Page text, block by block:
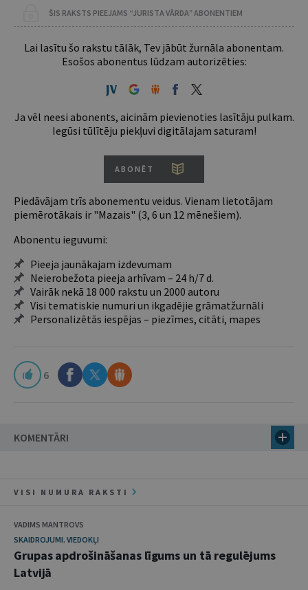
ŠIS RAKSTS PIEEJAMS “JURISTA VĀRDA” ABONENTIEM
Lai lasītu šo rakstu tālāk, Tev jābūt žurnāla abonentam.
Esošos abonentus lūdzam autorizēties:
Ja vēl neesi abonents, aicinām pievienoties lasītāju pulkam.
Iegūsi tūlītēju piekļuvi digitālajam saturam!
ABONĒT
Piedāvājam trīs abonementu veidus. Vienam lietotājam
piemērotākais ir "Mazais" (3, 6 un 12 mēnešiem).
Abonentu ieguvumi:
Pieeja jaunākajam izdevumam
Neierobežota pieeja arhīvam – 24 h/7 d.
Vairāk nekā 18 000 rakstu un 2000 autoru
Visi tematiskie numuri un ikgadējie grāmatžurnāli
Personalizētās iespējas – piezīmes, citāti, mapes
6
KOMENTĀRI
VISI NUMURA RAKSTI
VADIMS MANTROVS
SKAIDROJUMI. VIEDOKĻI
Grupas apdrošināšanas līgums un tā regulējums
Latvijā